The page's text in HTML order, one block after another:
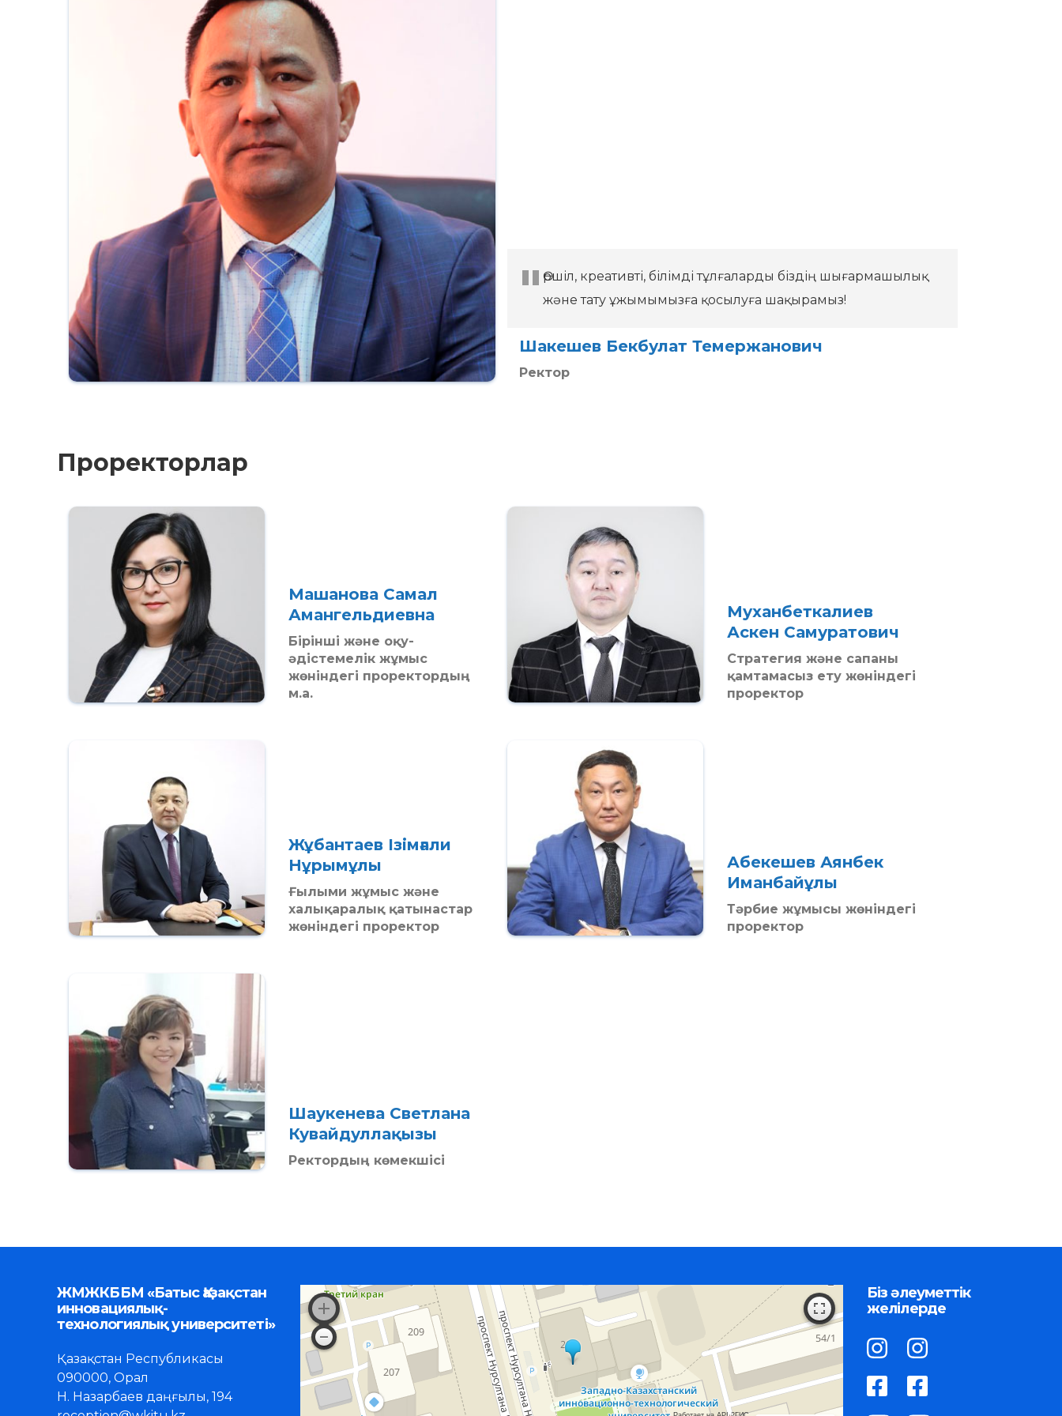
Өршіл, креативті, білімді тұлғаларды біздің шығармашылық
және тату ұжымымызға қосылуға шақырамыз!
Шакешев Бекбулат Темержанович
Ректор
Проректорлар
Машанова Самал
Амангельдиевна
Бірінші және оқу-
әдістемелік жұмыс
жөніндегі проректордың
м.а.
Муханбеткалиев
Аскен Самуратович
Стратегия және сапаны
қамтамасыз ету жөніндегі
проректор
Жұбантаев Ізімғали
Нұрымұлы
Ғылыми жұмыс және
халықаралық қатынастар
жөніндегі проректор
Абекешев Аянбек
Иманбайұлы
Тәрбие жұмысы жөніндегі
проректор
Шаукенева Светлана
Кувайдуллақызы
Ректордың көмекшісі
ЖМЖКББМ «Батыс Қазақстан
инновациялық-
технологиялық университеті»
Қазақстан Республикасы
090000, Орал
Н. Назарбаев даңғылы, 194
Біз әлеуметтік
желілерде